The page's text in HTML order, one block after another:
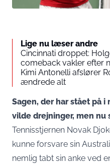
Lige nu læser andre
Cincinnati droppet:
comeback vakler efter
Kimi Antonelli afslører
ændrede alt
Sagen, der har stået på
vilde drejninger, men
Tennisstjernen Novak
kunne forsvare sin
nemlig tabt sin anke ved